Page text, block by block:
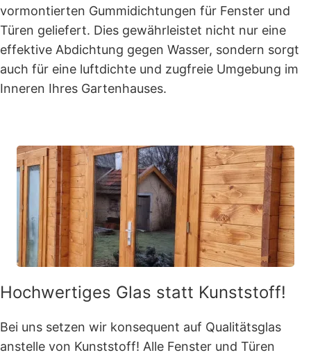
vormontierten Gummidichtungen für Fenster und
Türen geliefert. Dies gewährleistet nicht nur eine
effektive Abdichtung gegen Wasser, sondern sorgt
auch für eine luftdichte und zugfreie Umgebung im
Inneren Ihres Gartenhauses.
Hochwertiges Glas statt Kunststoff!
Bei uns setzen wir konsequent auf Qualitätsglas
anstelle von Kunststoff! Alle Fenster und Türen